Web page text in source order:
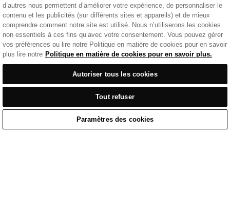
Tenue Décontractée /
Home Cart Enquiry Waitlist
d’autres nous permettent d’améliorer votre expérience, de personnaliser le
contenu et les publicités (sur différents sites et appareils) et de mieux
comprendre comment notre site est utilisé. Nous n’utiliserons les cookies
non essentiels à ces fins qu’avec votre consentement. Vous pouvez gérer
vos préférences ou lire notre Politique en matière de cookies pour en savoir
plus lire notre Politique en matière de cookies pour en savoir plus.
Autoriser tous les cookies
Tout refuser
Paramètres des cookies